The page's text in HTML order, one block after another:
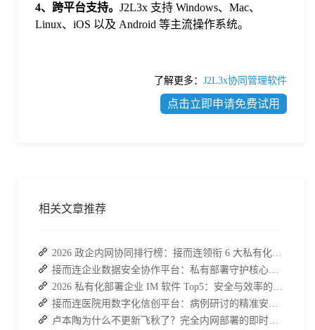
4、跨平台支持。 J2L3x 支持 Windows、Mac、
Linux、iOS 以及 Android 等主流操作系统。
了解更多： J2L3x协同管理软件
点击立即申请免费试用
相关文章推荐